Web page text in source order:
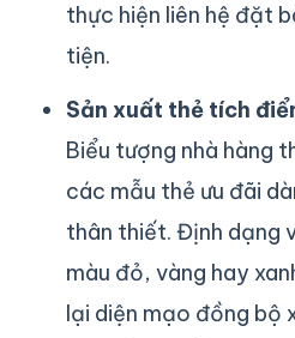
thực hiện liên hệ đặt
tiện.
Sản xuất thẻ tích
Biểu tượng nhà hàng
các mẫu thẻ ưu đãi
thân thiết. Định dạng
màu đỏ, vàng hay
lại diện mạo đồng bộ